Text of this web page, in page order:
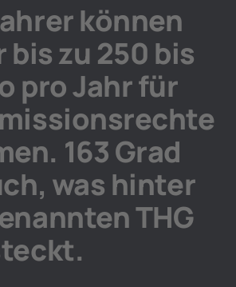
können
bis zu 250 bis
pro Jahr für
163 Grad
was hinter
THG